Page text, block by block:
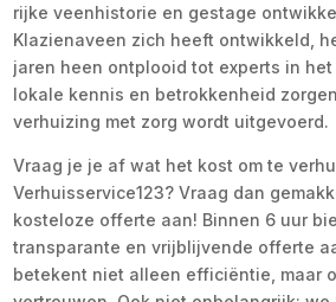
rijke veenhistorie en gestage
Klazienaveen zich heeft ontwikkeld,
jaren heen ontplooid tot experts in
lokale kennis en betrokkenheid
verhuizing met zorg wordt uitgevoerd.
Vraag je je af wat het kost om te
Verhuisservice123? Vraag dan
kosteloze offerte aan! Binnen 6 uur
transparante en vrijblijvende offerte
betekent niet alleen efficiëntie, maar